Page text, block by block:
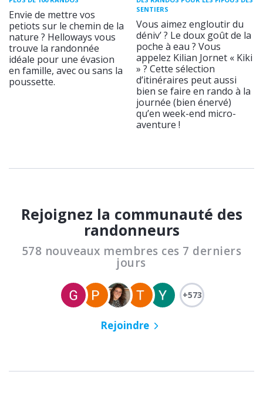
Envie de mettre vos
petiots sur le chemin de la
nature ? Helloways vous
trouve la randonnée
idéale pour une évasion
en famille, avec ou sans la
poussette.
SENTIERS
Vous aimez engloutir du
déniv’ ? Le doux goût de la
poche à eau ? Vous
appelez Kilian Jornet « Kiki
» ? Cette sélection
d’itinéraires peut aussi
bien se faire en rando à la
journée (bien énervé)
qu’en week-end micro-
aventure !
Rejoignez la communauté des
randonneurs
578 nouveaux membres ces 7 derniers
jours
+573
Rejoindre